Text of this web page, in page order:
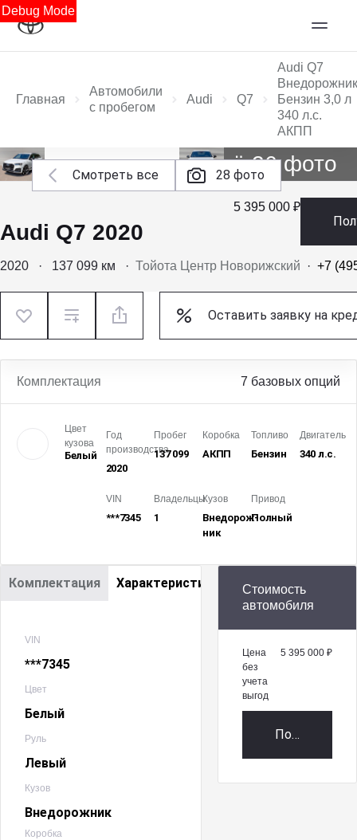
Debug Mode
Главная
Автомобили
с пробегом
Audi Q7
Audi Q7
Внедорожник
Бензин 3,0 л
340 л.с.
АКПП
Смотреть все 28 фото
Ещё 26 фото
Audi Q7 2020
5 395 000 ₽
2020 · 137 099 км · Тойота Центр Новорижский · +7
Оставить заявку на
Комплектация 7 базовых опций
Цвет
кузова
Белый
Год
производства
2020
Пробег
137 099
Коробка
АКПП
Топливо
Бензин
Двигатель
340 л.с.
VIN
***7345
Владельцы
1
Кузов
Внедорож­
ник
Привод
Полный
Комплектация Характеристики
VIN
***7345
Цвет
Белый
Руль
Левый
Кузов
Внедорожник
Коробка
Стоимость
автомобиля
Цена
без
учета
выгод
5 395 000 ₽
Получить